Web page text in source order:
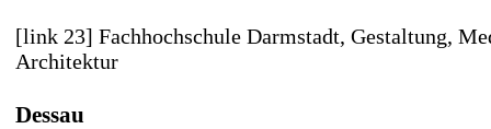
[link 23] Fachhochschule Darmstadt, Gestaltung,
Architektur
Dessau